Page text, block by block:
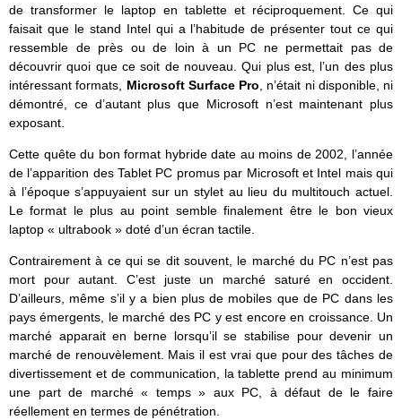
de transformer le laptop en tablette et réciproquement. Ce qui
faisait que le stand Intel qui a l’habitude de présenter tout ce qui
ressemble de près ou de loin à un PC ne permettait pas de
découvrir quoi que ce soit de nouveau. Qui plus est, l’un des plus
intéressant formats, Microsoft Surface Pro , n’était ni disponible, ni
démontré, ce d’autant plus que Microsoft n’est maintenant plus
exposant.
Cette quête du bon format hybride date au moins de 2002, l’année
de l’apparition des Tablet PC promus par Microsoft et Intel mais qui
à l’époque s’appuyaient sur un stylet au lieu du multitouch actuel.
Le format le plus au point semble finalement être le bon vieux
laptop « ultrabook » doté d’un écran tactile.
Contrairement à ce qui se dit souvent, le marché du PC n’est pas
mort pour autant. C’est juste un marché saturé en occident.
D’ailleurs, même s’il y a bien plus de mobiles que de PC dans les
pays émergents, le marché des PC y est encore en croissance. Un
marché apparait en berne lorsqu’il se stabilise pour devenir un
marché de renouvèlement. Mais il est vrai que pour des tâches de
divertissement et de communication, la tablette prend au minimum
une part de marché « temps » aux PC, à défaut de le faire
réellement en termes de pénétration.